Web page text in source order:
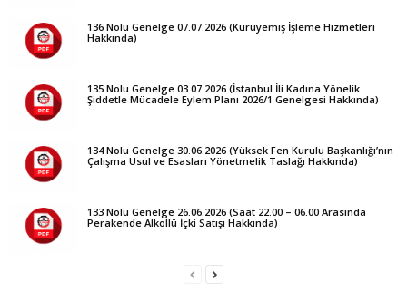
136 Nolu Genelge 07.07.2026 (Kuruyemiş İşleme Hizmetleri
Hakkında)
135 Nolu Genelge 03.07.2026 (İstanbul İli Kadına Yönelik
Şiddetle Mücadele Eylem Planı 2026/1 Genelgesi Hakkında)
134 Nolu Genelge 30.06.2026 (Yüksek Fen Kurulu Başkanlığı’nın
Çalışma Usul ve Esasları Yönetmelik Taslağı Hakkında)
133 Nolu Genelge 26.06.2026 (Saat 22.00 – 06.00 Arasında
Perakende Alkollü İçki Satışı Hakkında)